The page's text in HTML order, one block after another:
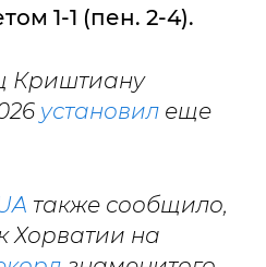
1-1 (пен. 2-4).
Криштиану
установил еще
также сообщило,
Хорватии на